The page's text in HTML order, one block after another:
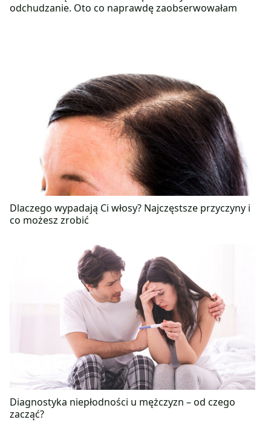
odchudzanie. Oto co naprawdę zaobserwowałam
Dlaczego wypadają Ci włosy? Najczęstsze przyczyny i
co możesz zrobić
Diagnostyka niepłodności u mężczyzn – od czego
zacząć?